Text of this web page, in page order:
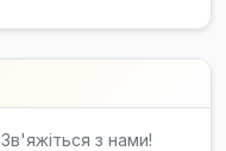
з нами!